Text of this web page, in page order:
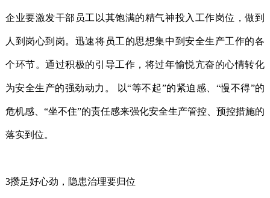
企业要激发干部员工以其饱满的精气神投入工作岗位，做到
人到岗心到岗。迅速将员工的思想集中到安全生产工作的各
个环节。通过积极的引导工作，将过年愉悦亢奋的心情转化
为安全生产的强劲动力。 以“等不起”的紧迫感、“慢不得”的
危机感、“坐不住”的责任感来强化安全生产管控、预控措施的
落实到位。
3攒足好心劲，隐患治理要归位